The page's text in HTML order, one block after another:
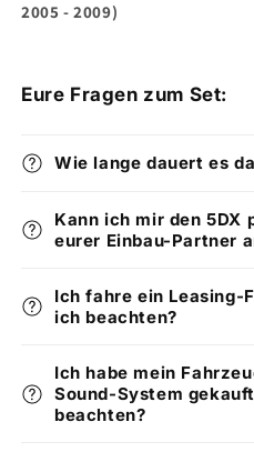
2005 - 2009)
Eure Fragen zum Set:
Wie lange dauert es
Kann ich mir den 5DX
eurer Einbau-Partner
Ich fahre ein Leasing-
ich beachten?
Ich habe mein
Sound-System
beachten?